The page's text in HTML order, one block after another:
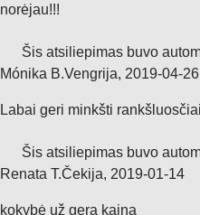
norėjau!!!
Šis atsiliepimas buvo
Mónika B.Vengrija, 2019‑04‑26
Labai geri minkšti
Šis atsiliepimas buvo
Renata T.Čekija, 2019‑01‑14
kokybė už gerą kainą